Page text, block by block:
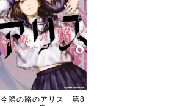
今際の路のアリス 第8